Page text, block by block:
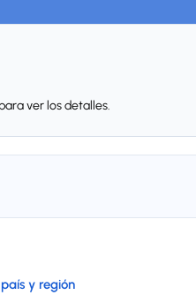
ver los detalles.
y región